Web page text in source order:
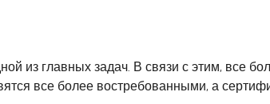
из главных задач. В связи с этим, все
все более востребованными, а